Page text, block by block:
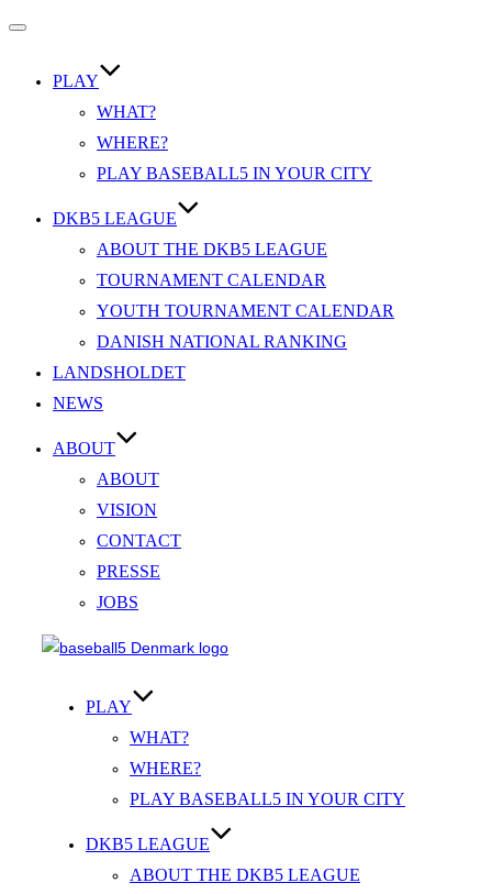
Slå
PLAY
WHAT?
WHERE?
PLAY BASEBALL5 IN YOUR CITY
DKB5 LEAGUE
ABOUT THE DKB5 LEAGUE
TOURNAMENT CALENDAR
YOUTH TOURNAMENT CALENDAR
DANISH NATIONAL RANKING
LANDSHOLDET
NEWS
ABOUT
ABOUT
VISION
CONTACT
PRESSE
JOBS
Videre
PLAY
WHAT?
WHERE?
PLAY BASEBALL5 IN YOUR CITY
DKB5 LEAGUE
ABOUT THE DKB5 LEAGUE